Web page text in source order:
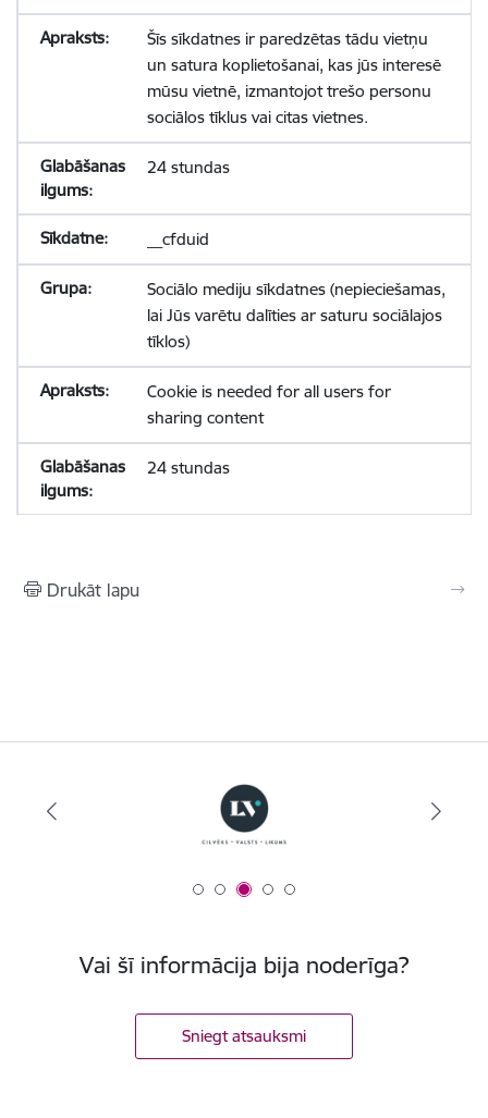
Šīs sīkdatnes ir paredzētas tādu vietņu
un satura koplietošanai, kas jūs interesē
mūsu vietnē, izmantojot trešo personu
sociālos tīklus vai citas vietnes.
24 stundas
__cfduid
Sociālo mediju sīkdatnes (nepieciešamas,
lai Jūs varētu dalīties ar saturu sociālajos
tīklos)
Cookie is needed for all users for
sharing content
24 stundas
Drukāt lapu
Vai šī informācija bija noderīga?
Sniegt atsauksmi